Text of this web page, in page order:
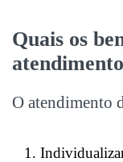
Quais os
O atendimento